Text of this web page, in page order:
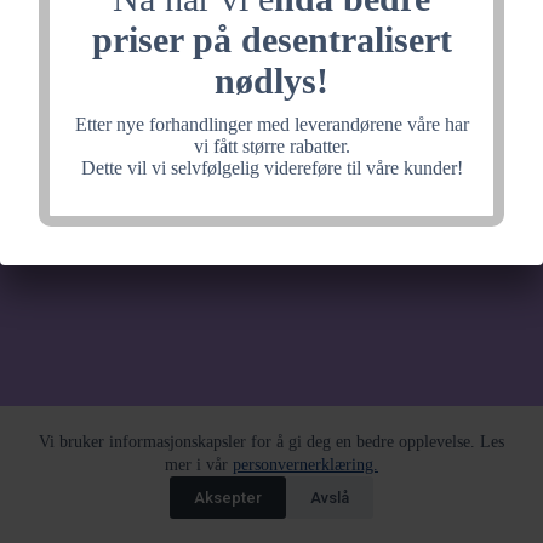
priser på desentralisert
nødlys!
Etter nye forhandlinger med leverandørene våre har
vi fått større rabatter.
Dette vil vi selvfølgelig videreføre til våre kunder!
Vi bruker informasjonskapsler for å gi deg en bedre opplevelse. Les
mer i vår personvernerklæring.
Aksepter
Avslå
noe fantastisk, velkommen
tilbake litt senere.